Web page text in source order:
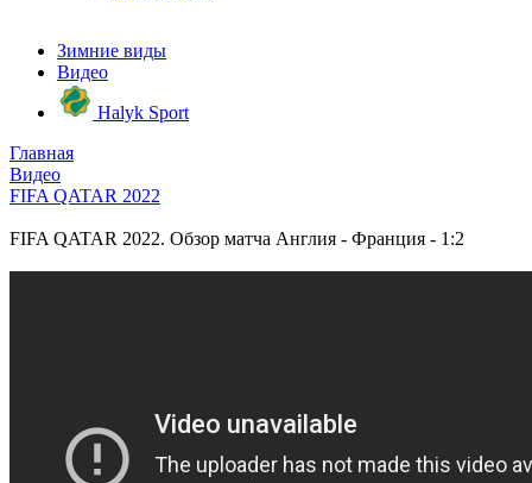
Зимние виды
Видео
Halyk Sport
Главная
Видео
FIFA QATAR 2022
FIFA QATAR 2022. Обзор матча Англия - Франция - 1:2